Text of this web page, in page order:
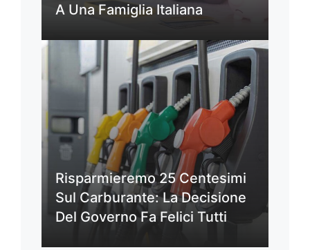
A Una Famiglia Italiana
Risparmieremo 25 Centesimi
Sul Carburante: La Decisione
Del Governo Fa Felici Tutti